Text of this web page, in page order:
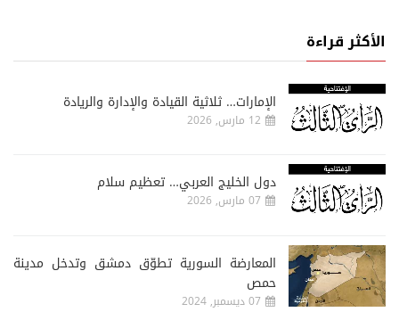
الأكثر قراءة
الإمارات… ثلاثية القيادة والإدارة والريادة
12 مارس, 2026
دول الخليج العربي… تعظيم سلام
07 مارس, 2026
المعارضة السورية تطوّق دمشق وتدخل مدينة
حمص
07 ديسمبر, 2024